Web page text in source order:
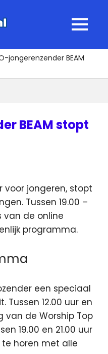
MENU
jongerenzender BEAM
BEAM stopt
voor jongeren, stopt
Tussen 19.00 –
van de online
programma.
een speciaal
12.00 uur en
van de Worship Top
19.00 en 21.00 uur
horen met alle